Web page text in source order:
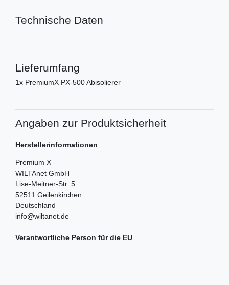
Technische Daten
Lieferumfang
1x PremiumX PX-500 Abisolierer
Angaben zur Produktsicherheit
Herstellerinformationen
Premium X
WILTAnet GmbH
Lise-Meitner-Str. 5
52511 Geilenkirchen
Deutschland
info@wiltanet.de
Verantwortliche Person für die EU